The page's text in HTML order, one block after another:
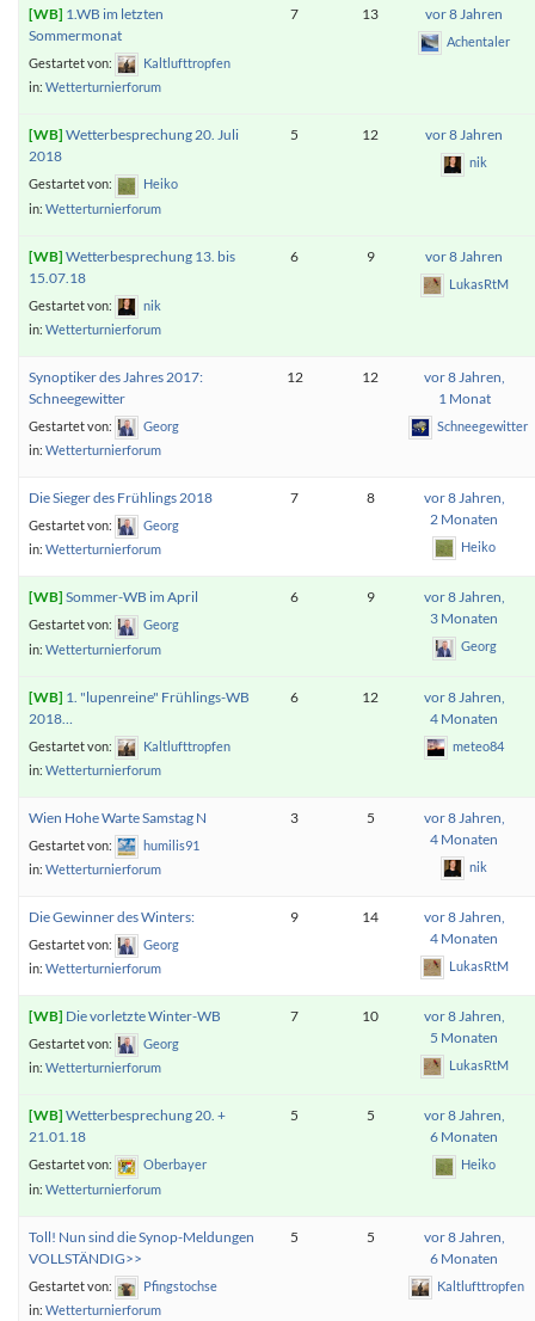
1.WB im letzten
Sommermonat
Gestartet von:
Kaltlufttropfen
in: Wetterturnierforum
7 13 vor 8 Jahren
Achentaler
Wetterbesprechung 20. Juli
2018
Gestartet von:
Heiko
in: Wetterturnierforum
5 12 vor 8 Jahren
nik
Wetterbesprechung 13. bis
15.07.18
Gestartet von:
nik
in: Wetterturnierforum
6 9 vor 8 Jahren
LukasRtM
Synoptiker des Jahres 2017:
Schneegewitter
Gestartet von:
Georg
in: Wetterturnierforum
12 12
vor 8 Jahren,
1 Monat
Schneegewitter
Die Sieger des Frühlings 2018
Gestartet von:
Georg
in: Wetterturnierforum
7 8
vor 8 Jahren,
2 Monaten
Heiko
Sommer-WB im April
Gestartet von:
Georg
in: Wetterturnierforum
6 9
vor 8 Jahren,
3 Monaten
Georg
1. "lupenreine" Frühlings-WB
2018…
Gestartet von:
Kaltlufttropfen
in: Wetterturnierforum
6 12
vor 8 Jahren,
4 Monaten
meteo84
Wien Hohe Warte Samstag N
Gestartet von:
humilis91
in: Wetterturnierforum
3 5
vor 8 Jahren,
4 Monaten
nik
Die Gewinner des Winters:
Gestartet von:
Georg
in: Wetterturnierforum
9 14
vor 8 Jahren,
4 Monaten
LukasRtM
Die vorletzte Winter-WB
Gestartet von:
Georg
in: Wetterturnierforum
7 10
vor 8 Jahren,
5 Monaten
LukasRtM
Wetterbesprechung 20. +
21.01.18
Gestartet von:
Oberbayer
in: Wetterturnierforum
5 5
vor 8 Jahren,
6 Monaten
Heiko
Toll! Nun sind die Synop-Meldungen
VOLLSTÄNDIG>>
Gestartet von:
Pfingstochse
in: Wetterturnierforum
5 5
vor 8 Jahren,
6 Monaten
Kaltlufttropfen